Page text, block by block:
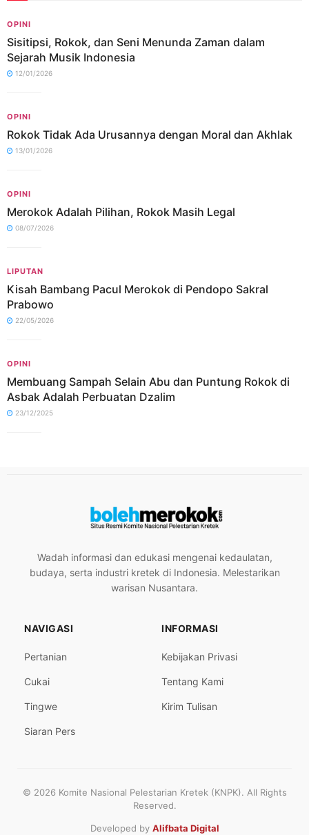
OPINI
Sisitipsi, Rokok, dan Seni Menunda Zaman dalam
Sejarah Musik Indonesia
12/01/2026
OPINI
Rokok Tidak Ada Urusannya dengan Moral dan Akhlak
13/01/2026
OPINI
Merokok Adalah Pilihan, Rokok Masih Legal
08/07/2026
LIPUTAN
Kisah Bambang Pacul Merokok di Pendopo Sakral
Prabowo
22/05/2026
OPINI
Membuang Sampah Selain Abu dan Puntung Rokok di
Asbak Adalah Perbuatan Dzalim
23/12/2025
Wadah informasi dan edukasi mengenai kedaulatan,
budaya, serta industri kretek di Indonesia. Melestarikan
warisan Nusantara.
NAVIGASI
Pertanian
Cukai
Tingwe
Siaran Pers
INFORMASI
Kebijakan Privasi
Tentang Kami
Kirim Tulisan
© 2026 Komite Nasional Pelestarian Kretek (KNPK). All Rights
Reserved.
Developed by Alifbata Digital